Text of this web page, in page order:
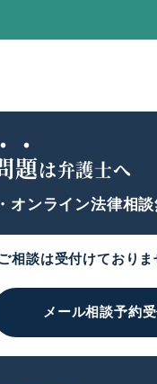
題は弁護士へ
オンライン法律相
相談は受付けておりま
メール相談予約